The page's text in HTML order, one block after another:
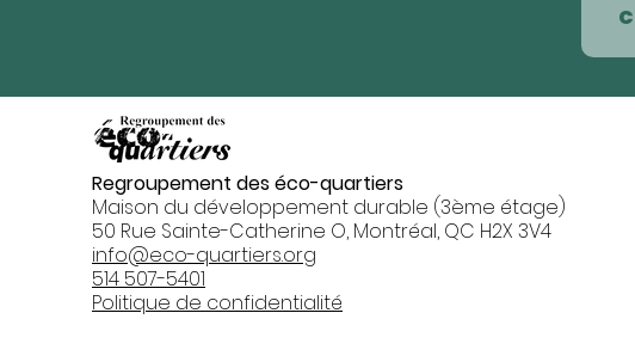
Regroupement des éco-quartiers
Maison du développement durable (3ème étage)
50 Rue Sainte-Catherine O, Montréal, QC H2X 3V4
info@eco-quartiers.org
514 507-5401
Politique de confidentialité